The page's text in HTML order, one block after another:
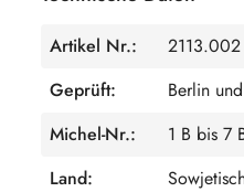
Artikel Nr.:
2113.002
Geprüft:
Berlin
Michel-Nr.:
1 B bis 7
Land: